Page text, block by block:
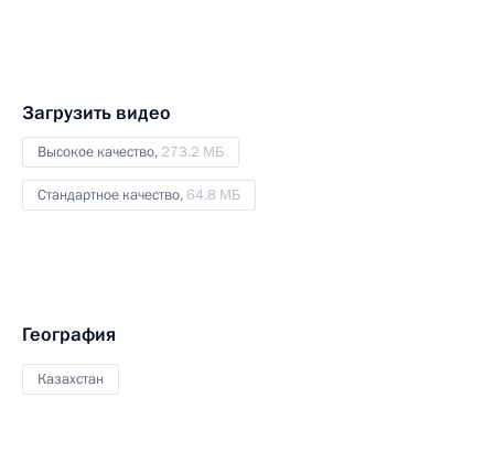
Загрузить видео
Высокое качество, 273.2 МБ
Стандартное качество,64.8 МБ
География
Казахстан